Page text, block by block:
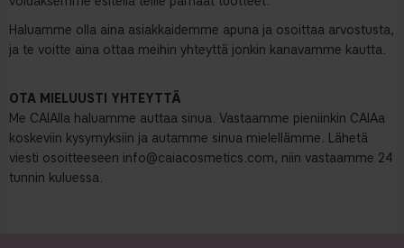
Haluamme olla aina asiakkaidemme apuna ja osoittaa arvostusta,
ja te voitte aina ottaa meihin yhteyttä jonkin kanavamme kautta.
OTA MIELUUSTI YHTEYTTÄ
Me CAIAlla haluamme auttaa sinua. Vastaamme pieniinkin CAIAa
koskeviin kysymyksiin ja autamme sinua mielellämme. Lähetä
viesti osoitteeseen info@caiacosmetics.com, niin vastaamme 24
tunnin kuluessa.